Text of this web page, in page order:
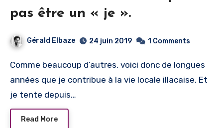
pas être un « je ».
Gérald Elbaze 24 juin 2019 1 Comments
Comme beaucoup d’autres, voici donc de longues
années que je contribue à la vie locale illacaise. Et
je tente depuis…
Read More